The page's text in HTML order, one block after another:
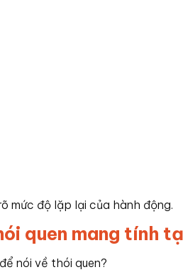
mức độ lặp lại của hành động.
quen mang tính
nói về thói quen?